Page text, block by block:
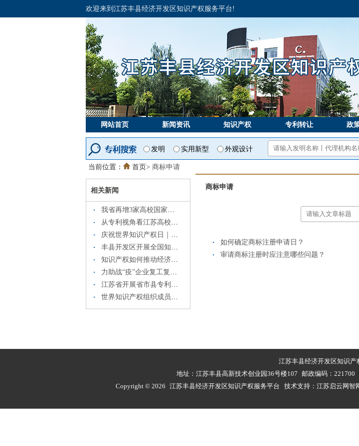
欢迎来到江苏丰县经济开发区知识产权服务平台!
网站首页 新闻资讯 知识产权 专利转让 政
发明 实用新型 外观设计
当前位置： 首页> 商标申请
相关新闻
我省再增3家高校国家知识产权信息服务中心
从专利视角看江苏高校创新实力
庆祝世界知识产权日｜江苏发布2019年知识产权白皮书
丰县开发区开展全国知识产权周活动
知识产权如何推动经济高质量发展？这些数据和事例为你讲述～
力助战“疫”企业复工复产， 江苏67家企业知识产权融资近3亿元
江苏省开展省市县专利联合执法行动
世界知识产权组织成员国大会第59届系列会议召开
商标申请
如何确定商标注册申请日？
审请商标注册时应注意哪些问题？
江苏丰县经济开发区知识产
地址：江苏丰县高新技术创业园36号楼107 邮政编码：221700
Copyright © 2026 江苏丰县经济开发区知识产权服务平台 技术支持：江苏启云网